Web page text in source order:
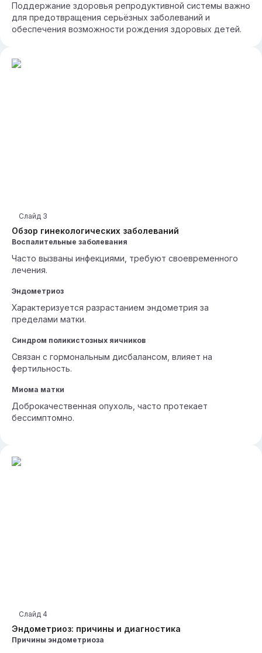
Поддержание здоровья репродуктивной системы важно
для предотвращения серьёзных заболеваний и
обеспечения возможности рождения здоровых детей.
Обзор гинекологических заболеваний
Слайд 3
Воспалительные заболевания
Часто вызваны инфекциями, требуют своевременного
лечения.
Эндометриоз
Характеризуется разрастанием эндометрия за
пределами матки.
Синдром поликистозных яичников
Связан с гормональным дисбалансом, влияет на
фертильность.
Миома матки
Доброкачественная опухоль, часто протекает
бессимптомно.
Эндометриоз: причины и диагностика
Слайд 4
Причины эндометриоза